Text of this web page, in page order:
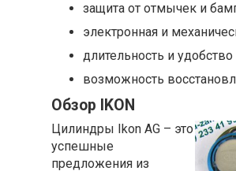
защита от отмычек и
электронная и
длительность и
возможность
Обзор IKON
Цилиндры Ikon AG – это
успешные
предложения из